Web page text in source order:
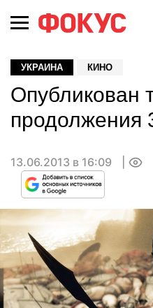
УКРАИНА КИНО
Опубликован
продолжения
13.06.2013 в 16:09